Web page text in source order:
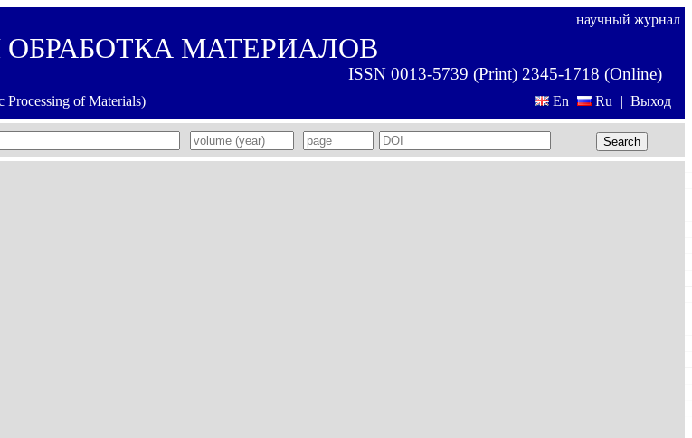
научный журнал
МАТЕРИАЛОВ
ISSN 0013-5739 (Print) 2345-1718 (Online)
Processing of Materials) Выход
En Ru |
Search